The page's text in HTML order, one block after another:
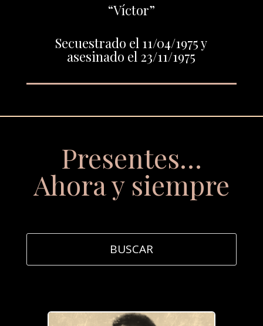
“Víctor”
Secuestrado el 11/04/1975 y
asesinado el 23/11/1975
Presentes…
Ahora y siempre